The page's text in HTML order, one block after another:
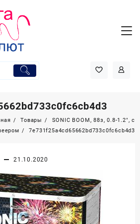
Товары
SONIC BOOM, 88з, 0.8-1.2″, с
7e731f25a4cd65662bd733c0fc6cb4d3
21.10.2020